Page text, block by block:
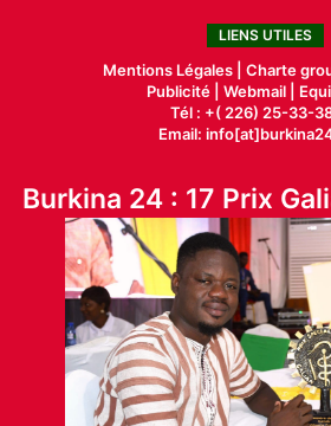
LIENS UTILES
Mentions Légales | Charte
Publicité| Webmail |
Tél : +( 226) 25-33-
Email:
Burkina 24 : 17 Prix